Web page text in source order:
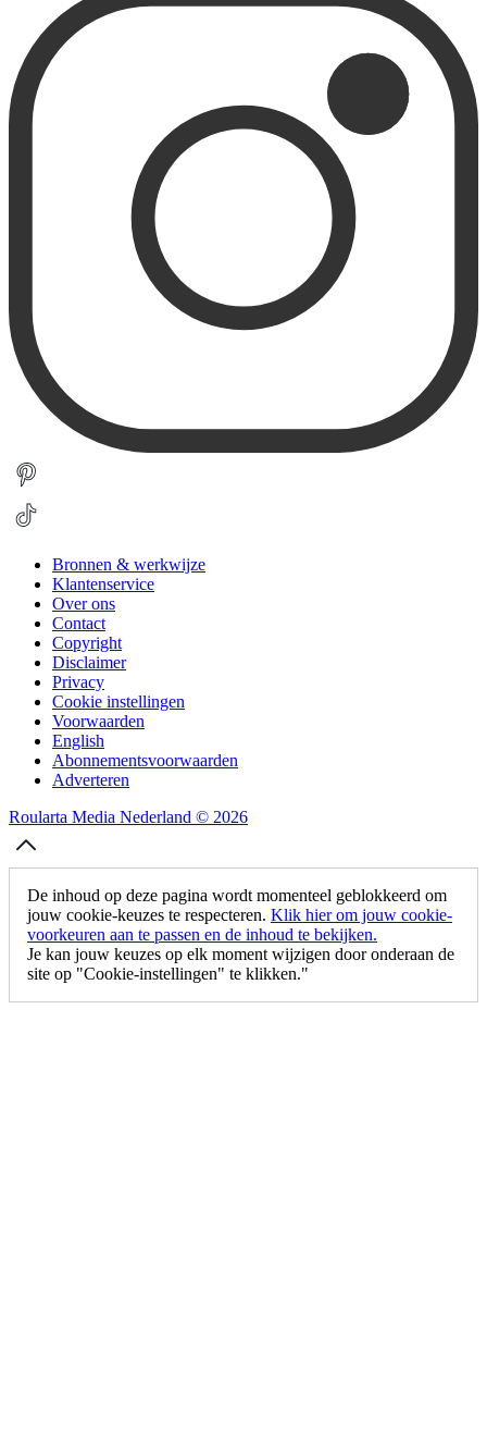
Bronnen & werkwijze
Klantenservice
Over ons
Contact
Copyright
Disclaimer
Privacy
Cookie instellingen
Voorwaarden
English
Abonnementsvoorwaarden
Adverteren
Roularta Media Nederland © 2026
De inhoud op deze pagina wordt momenteel geblokkeerd om
jouw cookie-keuzes te respecteren. Klik hier om jouw cookie-
voorkeuren aan te passen en de inhoud te bekijken.
Je kan jouw keuzes op elk moment wijzigen door onderaan de
site op "Cookie-instellingen" te klikken."